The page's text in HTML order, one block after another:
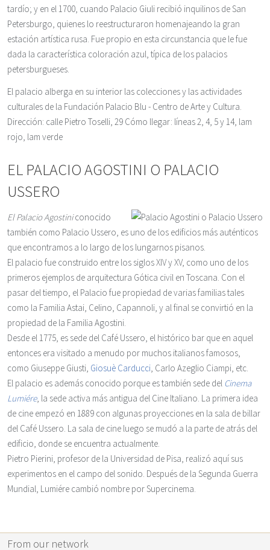
tardío; y en el 1700, cuando Palacio Giuli recibió inquilinos de San
Petersburgo, quienes lo reestructuraron homenajeando la gran
estación artística rusa. Fue propio en esta circunstancia que le fue
dada la característica coloración azul, típica de los palacios
petersburgueses.
El palacio alberga en su interior las colecciones y las actividades
culturales de la Fundación Palacio Blu - Centro de Arte y Cultura.
Dirección: calle Pietro Toselli, 29 Cómo llegar: líneas 2, 4, 5 y 14, lam
rojo, lam verde
EL PALACIO AGOSTINI O PALACIO
USSERO
El Palacio Agostiniconocido
también como Palacio Ussero, es uno de los edificios más auténticos
que encontramos a lo largo de los lungarnos pisanos.
El palacio fue construido entre los siglos XIV y XV, como uno de los
primeros ejemplos de arquitectura Gótica civil en Toscana. Con el
pasar del tiempo, el Palacio fue propiedad de varias familias tales
como la Familia Astai, Celino, Capannoli, y al final se convirtió en la
propiedad de la Familia Agostini.
Desde el 1775, es sede del Café Ussero, el histórico bar que en aquel
entonces era visitado a menudo por muchos italianos famosos,
como Giuseppe Giusti, Giosuè Carducci, Carlo Azeglio Ciampi, etc.
El palacio es además conocido porque es también sede del Cinema
Lumiére, la sede activa más antigua del Cine Italiano. La primera idea
de cine empezó en 1889 con algunas proyecciones en la sala de billar
del Café Ussero. La sala de cine luego se mudó a la parte de atrás del
edificio, donde se encuentra actualmente.
Pietro Pierini, profesor de la Universidad de Pisa, realizó aquí sus
experimentos en el campo del sonido. Después de la Segunda Guerra
Mundial, Lumiére cambió nombre porSupercinema.
From our network